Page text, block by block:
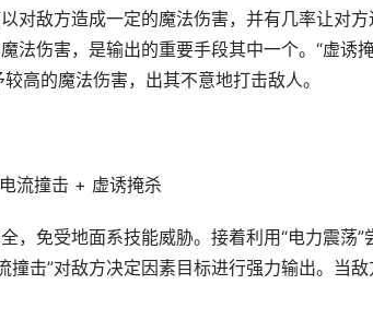
对敌方造成一定的魔法伤害，并有几率让对方
法伤害，是输出的重要手段其中一个。“虚诱
高的魔法伤害，出其不意地打击敌人。
流撞击 + 虚诱掩杀
，免受地面系技能威胁。接着利用“电力震荡
撞击”对敌方决定因素目标进行强力输出。当